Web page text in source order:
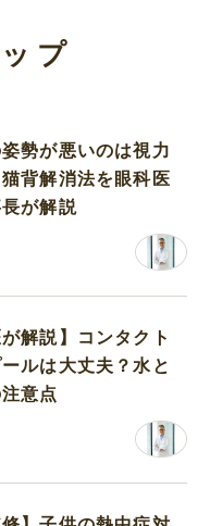
プ
勢が悪いのは視力
背解消法を眼科医
が解説
が解説】コンタクト
ルは大丈夫？水と
意点